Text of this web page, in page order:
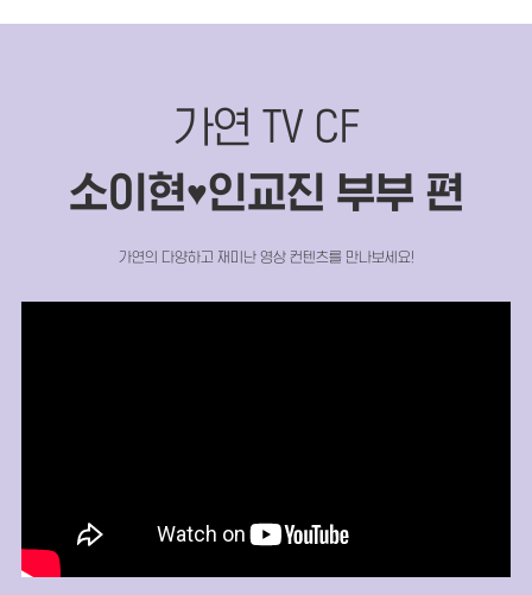
가연 TV CF
소이현♥인교진 부부 편
가연의 다양하고 재미난 영상 컨텐츠를 만나보세요!